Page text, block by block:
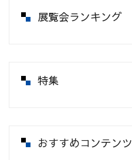
展覧会ランキング
特集
おすすめコンテンツ